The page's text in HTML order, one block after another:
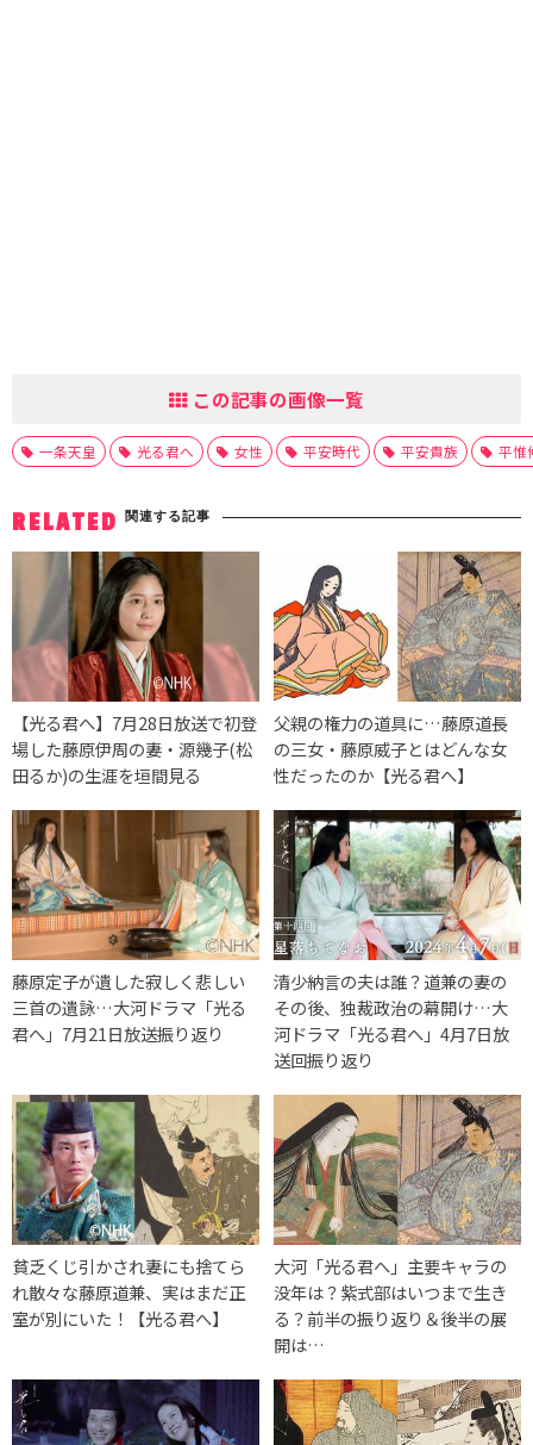
この記事の画像一覧
一条天皇 光る君へ 女性 平安時代 平安貴族 平惟
RELATED 関連する記事
【光る君へ】7月28日放送で初登
場した藤原伊周の妻・源幾子(松
田るか)の生涯を垣間見る
父親の権力の道具に…藤原道長
の三女・藤原威子とはどんな女
性だったのか【光る君へ】
藤原定子が遺した寂しく悲しい
三首の遺詠…大河ドラマ「光る
君へ」7月21日放送振り返り
清少納言の夫は誰？道兼の妻の
その後、独裁政治の幕開け…大
河ドラマ「光る君へ」4月7日放
送回振り返り
貧乏くじ引かされ妻にも捨てら
れ散々な藤原道兼、実はまだ正
室が別にいた！【光る君へ】
大河「光る君へ」主要キャラの
没年は？紫式部はいつまで生き
る？前半の振り返り＆後半の展
開は…